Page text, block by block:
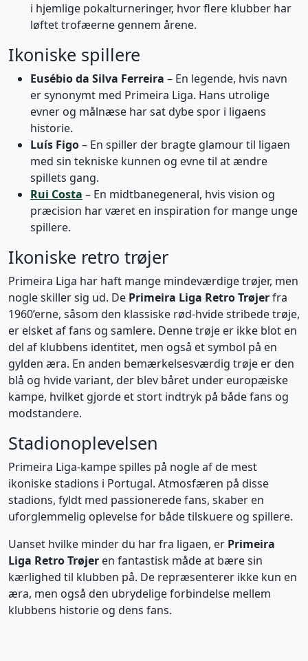
i hjemlige pokalturneringer, hvor flere klubber har
løftet trofæerne gennem årene.
Ikoniske spillere
Eusébio da Silva Ferreira – En legende, hvis navn
er synonymt med Primeira Liga. Hans utrolige
evner og målnæse har sat dybe spor i ligaens
historie.
Luís Figo– En spiller der bragte glamour til ligaen
med sin tekniske kunnen og evne til at ændre
spillets gang.
Rui Costa – En midtbanegeneral, hvis vision og
præcision har været en inspiration for mange unge
spillere.
Ikoniske retro trøjer
Primeira Liga har haft mange mindeværdige trøjer, men
nogle skiller sig ud. De Primeira Liga Retro Trøjerfra
1960’erne, såsom den klassiske rød-hvide stribede trøje,
er elsket af fans og samlere. Denne trøje er ikke blot en
del af klubbens identitet, men også et symbol på en
gylden æra. En anden bemærkelsesværdig trøje er den
blå og hvide variant, der blev båret under europæiske
kampe, hvilket gjorde et stort indtryk på både fans og
modstandere.
Stadionoplevelsen
Primeira Liga-kampe spilles på nogle af de mest
ikoniske stadions i Portugal. Atmosfæren på disse
stadions, fyldt med passionerede fans, skaber en
uforglemmelig oplevelse for både tilskuere og spillere.
Uanset hvilke minder du har fra ligaen, er Primeira
Liga Retro Trøjer en fantastisk måde at bære sin
kærlighed til klubben på. De repræsenterer ikke kun en
æra, men også den ubrydelige forbindelse mellem
klubbens historie og dens fans.